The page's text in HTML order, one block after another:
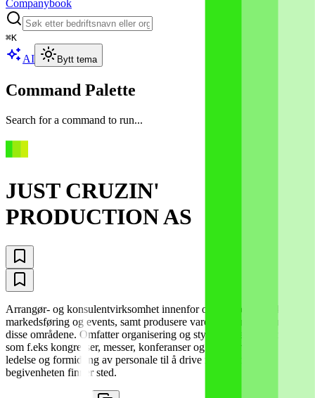
Companybook
⌘K
AI Bytt tema
Command Palette
Search for a command to run...
JUST CRUZIN'
PRODUCTION AS
Arrangør- og konsulentvirksomhet innenfor områdene PR, reklame,
markedsføring og events, samt produsere varer og tjenester innenfor
disse områdene. Omfatter organisering og styring av arrangementer
som f.eks kongresser, messer, konferanser og møter med eller uten
ledelse og formidling av personale til å drive fasilitetene der
begivenheten finner sted.